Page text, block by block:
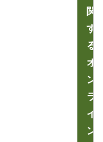
関
す
る
オ
ン
ラ
イ
ン